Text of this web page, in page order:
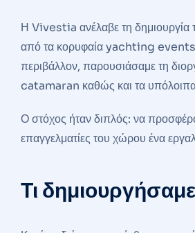
Η Vivestia ανέλαβε τη δημιουργία
από τα κορυφαία yachting events
περιβάλλον, παρουσιάσαμε τη
catamaran καθώς και τα
Ο στόχος ήταν διπλός: να
επαγγελματίες του χώρου ένα
Τι δημιουργήσαμε